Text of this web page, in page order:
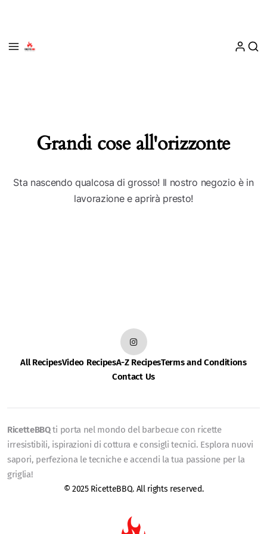
Grandi cose all'orizzonte
Sta nascendo qualcosa di grosso! Il nostro negozio è in
lavorazione e aprirà presto!
All RecipesVideo RecipesA-Z RecipesTerms and Conditions
Contact Us
RicetteBBQti porta nel mondo del barbecue con ricette
irresistibili, ispirazioni di cottura e consigli tecnici. Esplora nuovi
sapori, perfeziona le tecniche e accendi la tua passione per la
griglia!
© 2025 RicetteBBQ. All rights reserved.